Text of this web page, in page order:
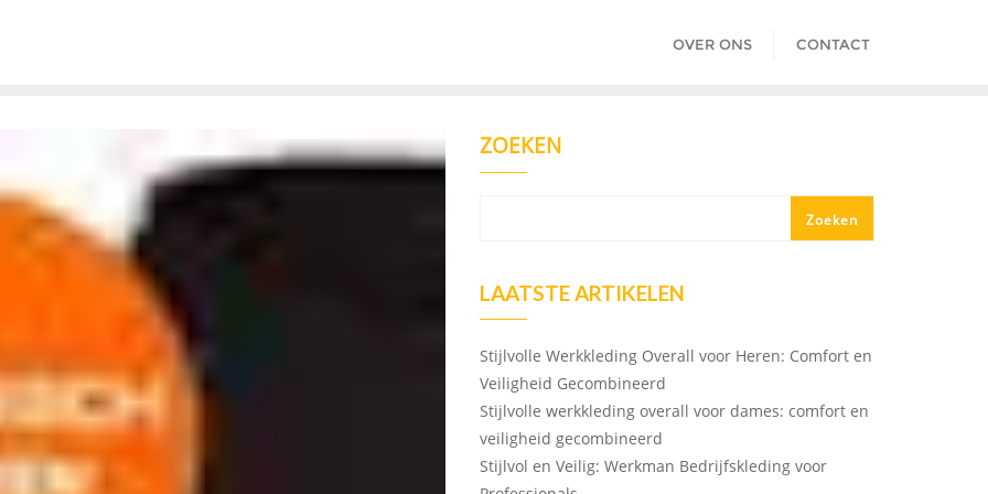
OVER ONS CONTACT
ZOEKEN
Zoeken
LAATSTE ARTIKELEN
Stijlvolle Werkkleding Overall voor Heren: Comfort en
Veiligheid Gecombineerd
Stijlvolle werkkleding overall voor dames: comfort en
veiligheid gecombineerd
Stijlvol en Veilig: Werkman Bedrijfskleding voor